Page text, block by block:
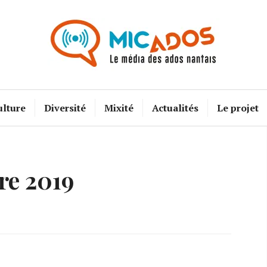
Mic Ados
Diversité Mixité Actualités Le projet
2019